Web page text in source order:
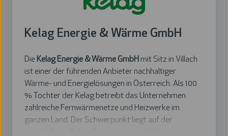
Kelag Energie & Wärme GmbH
Die Kelag Energie & Wärme GmbH mit Sitz in Villach
ist einer der führenden Anbieter nachhaltiger
Wärme- und Energielösungen in Österreich. Als 100
% Tochter der Kelag betreibt das Unternehmen
zahlreiche Fernwärmenetze und Heizwerke im
ganzen Land. Der Schwerpunkt liegt auf der